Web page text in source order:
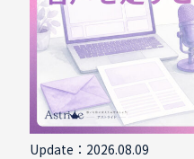
Update：2026.08.09